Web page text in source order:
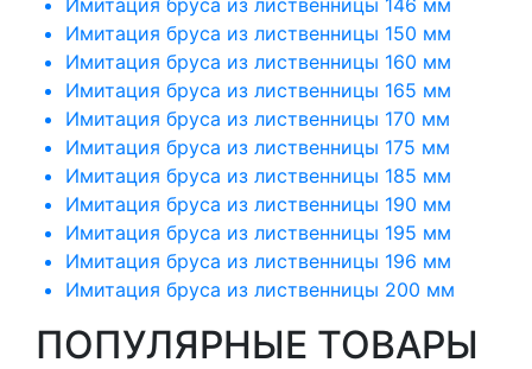
Имитация бруса из лиственницы 150 мм
Имитация бруса из лиственницы 160 мм
Имитация бруса из лиственницы 165 мм
Имитация бруса из лиственницы 170 мм
Имитация бруса из лиственницы 175 мм
Имитация бруса из лиственницы 185 мм
Имитация бруса из лиственницы 190 мм
Имитация бруса из лиственницы 195 мм
Имитация бруса из лиственницы 196 мм
Имитация бруса из лиственницы 200 мм
ПОПУЛЯРНЫЕ ТОВАРЫ